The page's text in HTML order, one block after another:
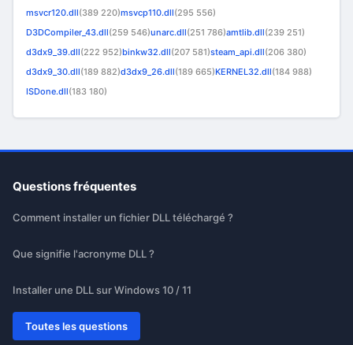
msvcr120.dll(389 220)msvcp110.dll(295 556)
D3DCompiler_43.dll(259 546)unarc.dll(251 786)amtlib.dll(239 251)
d3dx9_39.dll(222 952)binkw32.dll(207 581)steam_api.dll(206 380)
d3dx9_30.dll(189 882)d3dx9_26.dll(189 665)KERNEL32.dll(184 988)
ISDone.dll(183 180)
Questions fréquentes
Comment installer un fichier DLL téléchargé ?
Que signifie l'acronyme DLL ?
Installer une DLL sur Windows 10 / 11
Toutes les questions